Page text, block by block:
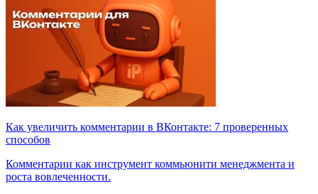
Как увеличить комментарии в ВКонтакте: 7 проверенных
способов
Комментарии как инструмент коммьюнити менеджмента и
роста вовлеченности.